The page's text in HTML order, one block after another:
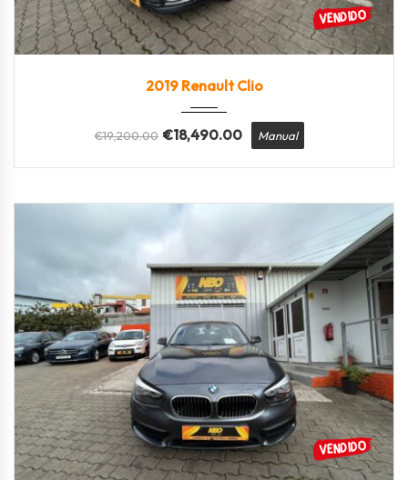
2019 Renault Clio
€19,200.00 €18,490.00 Manual